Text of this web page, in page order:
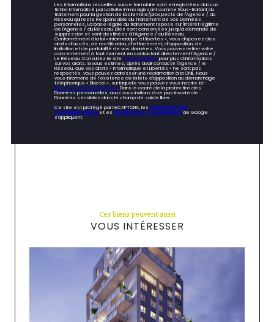
Les informations recueillies sur ce formulaire sont enregistrées dans un
fichier informatisé par La Boite Immo agissant comme Sous-traitant du
traitement pour la gestion de la clientèle/prospects de l'Agence / du
Réseau qui reste Responsable du Traitement de vos Données
personnelles. La base légale du traitement repose sur l'intérêt légitime
de l'Agence / du Réseau. Elles sont conservées jusqu'à demande de
suppression et sont destinées à l'Agence / au Réseau.
Conformément à la loi « informatique et libertés », vous disposez des
droits d’accès, de rectification, d’effacement, d’opposition, de
limitation et de portabilité de vos données. Vous pouvez retirer votre
consentement à tout moment en contactant directement l’Agence /
Le Réseau. Consultez le sitehttps://cnil.fr/frpour plus d’informations
sur vos droits. Si vous estimez, après avoir contacté l'Agence / le
Réseau, que vos droits « Informatique et Libertés » ne sont pas
respectés, vous pouvez adresser une réclamation à la CNIL. Nous
vous informons de l’existence de la liste d'opposition au démarchage
téléphonique « Bloctel », sur laquelle vous pouvez vous inscrire ici :
https://www.bloctel.gouv.fr. Dans le cadre de la protection des
Données personnelles, nous vous invitons à ne pas inscrire de
Données sensibles dans le champ de saisie libre.
Ce site est protégé par reCAPTCHA, lesPolitiques de
Confidentialitéet esConditions d'utilisationde Google
s'appliquent.
Ces biens peuvent aussi
VOUS INTÉRESSER